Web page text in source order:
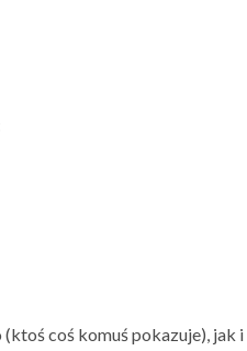
coś komuś pokazuje), jak i